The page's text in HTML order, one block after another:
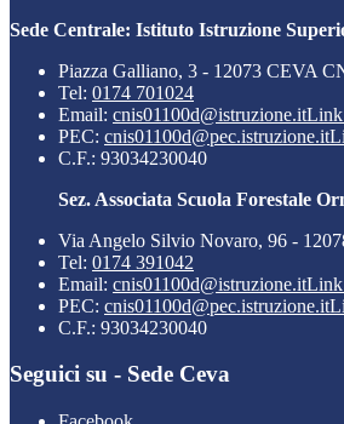
Sede Centrale: Istituto Istruzione
Piazza Galliano, 3 - 12073 CEVA
Tel: 0174 701024
Email: cnis01100d@istruzione.itLink
PEC: cnis01100d@pec.istruzione.it
C.F.: 93034230040
Sez. Associata Scuola Forestale
Via Angelo Silvio Novaro, 96 -
Tel: 0174 391042
Email: cnis01100d@istruzione.itLink
PEC: cnis01100d@pec.istruzione.it
C.F.: 93034230040
Seguici su - Sede Ceva